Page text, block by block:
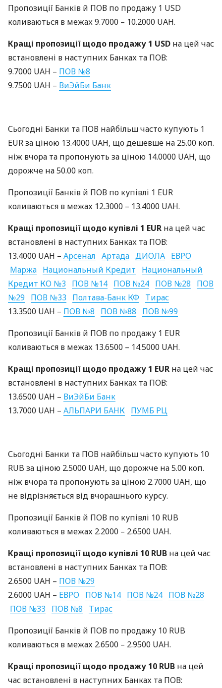
Пропозиції Банків й ПОВ по продажу 1 USD
коливаються в межах 9.7000 – 10.2000 UAH.
Кращі пропозиції щодо продажу 1 USD на цей час
встановлені в наступних Банках та ПОВ:
9.7000 UAH – ПОВ №8
9.7500 UAH – ВиЭйБи Банк
Сьогодні Банки та ПОВ найбільш часто купують 1
EURза ціною 13.4000 UAH, що дешевше на 25.00 коп.
ніж вчора та пропонують за ціною 14.0000 UAH, що
дорожче на 50.00 коп.
Пропозиції Банків й ПОВ по купівлі 1 EUR
коливаються в межах 12.3000 – 13.4000 UAH.
Кращі пропозиції щодо купівлі 1 EUR на цей час
встановлені в наступних Банках та ПОВ:
13.4000 UAH – Арсенал Артада ДИОЛА ЕВРО
Маржа Национальный Кредит
Национальный
Кредит КО №3
ПОВ №14 ПОВ №24 ПОВ №28
ПОВ
№29
ПОВ №33 Полтава-Банк КФ Тирас
13.3500 UAH – ПОВ №8 ПОВ №88 ПОВ №99
Пропозиції Банків й ПОВ по продажу 1 EUR
коливаються в межах 13.6500 – 14.5000 UAH.
Кращі пропозиції щодо продажу 1 EUR на цей час
встановлені в наступних Банках та ПОВ:
13.6500 UAH – ВиЭйБи Банк
13.7000 UAH – АЛЬПАРИ БАНК ПУМБ РЦ
Сьогодні Банки та ПОВ найбільш часто купують 10
RUB за ціною 2.5000 UAH, що дорожче на 5.00 коп.
ніж вчора та пропонують за ціною 2.7000 UAH, що
не відрізняється від вчорашнього курсу.
Пропозиції Банків й ПОВ по купівлі 10 RUB
коливаються в межах 2.2000 – 2.6500 UAH.
Кращі пропозиції щодо купівлі 10 RUB на цей час
встановлені в наступних Банках та ПОВ:
2.6500 UAH – ПОВ №29
2.6000 UAH – ЕВРО ПОВ №14 ПОВ №24 ПОВ №28
ПОВ №33 ПОВ №8
Тирас
Пропозиції Банків й ПОВ по продажу 10 RUB
коливаються в межах 2.6500 – 2.9500 UAH.
Кращі пропозиції щодо продажу 10 RUB на цей
час встановлені в наступних Банках та ПОВ: